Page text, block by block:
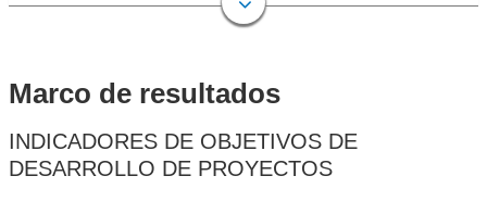
Marco de resultados
INDICADORES DE OBJETIVOS DE
DESARROLLO DE PROYECTOS